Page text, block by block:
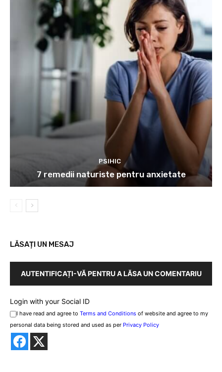
PSIHIC
7 remedii naturiste pentru anxietate
LĂSAȚI UN MESAJ
AUTENTIFICAȚI-VĂ PENTRU A LĂSA UN COMENTARIU
Login with your Social ID
I have read and agree to Terms and Conditions of website and agree to my
personal data being stored and used as per Privacy Policy